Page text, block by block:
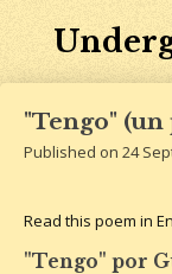
"Tengo" (un
Published on 24
Read this poem in
"Tengo" por